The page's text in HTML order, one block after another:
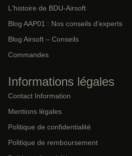
L'histoire de BDU-Airsoft
Blog AAP01 : Nos conseils d’experts
Blog Airsoft – Conseils
Commandes
Informations légales
Contact Information
Mentions légales
Politique de confidentialité
Politique de remboursement